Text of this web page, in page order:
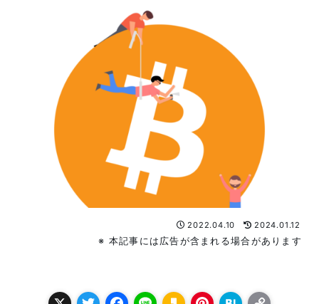
2022.04.10 2024.01.12
※ 本記事には広告が含まれる場合があります